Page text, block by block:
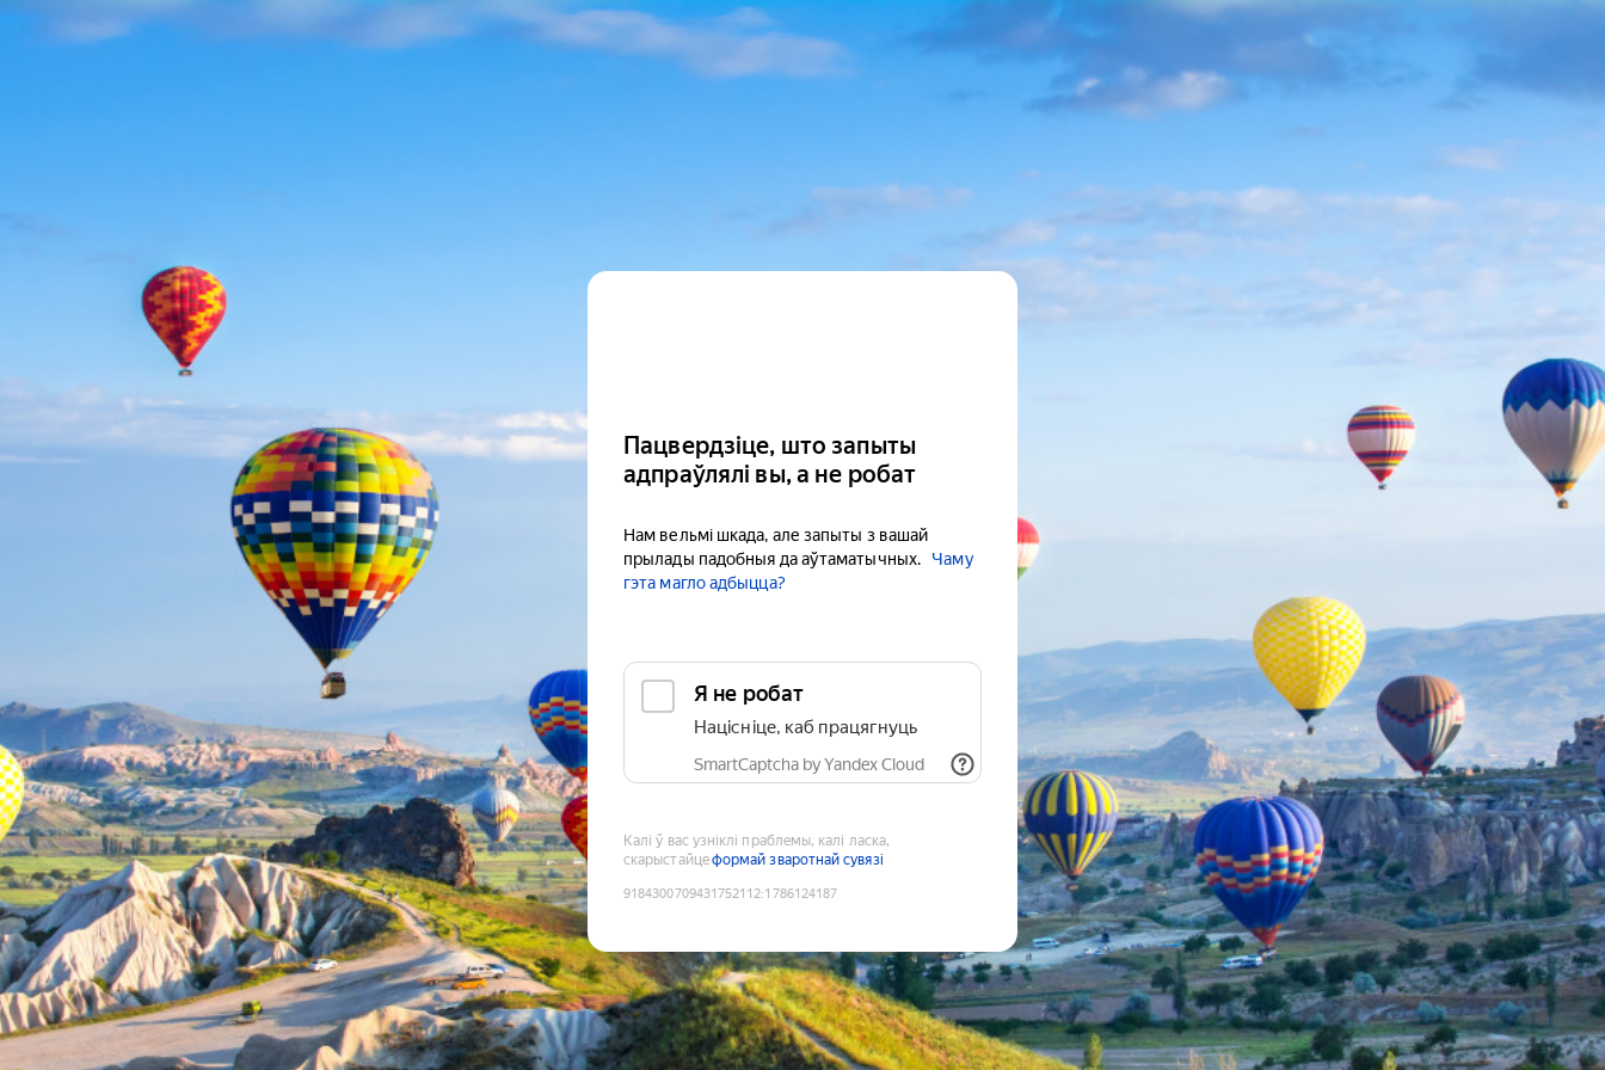
Пацвердзіце, што запыты
адпраўлялі вы, а не робат
Нам вельмі шкада, але запыты з вашай
прылады падобныя да аўтаматычных.
Чаму
гэта магло адбыцца?
Я не робат
Націсніце, каб працягнуць
SmartCaptcha by Yandex Cloud
Калі ў вас узніклі праблемы, калі ласка,
скарыстайцеформай зваротнай сувязі
9184300709431752112:1786124187